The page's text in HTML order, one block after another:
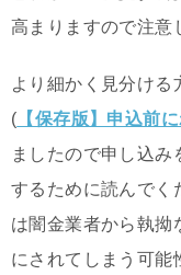
高まりますので注意
より細かく見分ける
( 【保存版】申込前
ましたので申し込
するために読んでく
は闇金業者から執拗
にされてしまう可能